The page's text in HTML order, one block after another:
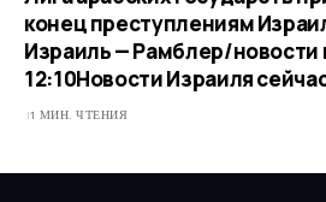
конец преступлениям
Израиль — Рамблер/новости
12:10​Новости Израиля
1 МИН. ЧТЕНИЯ